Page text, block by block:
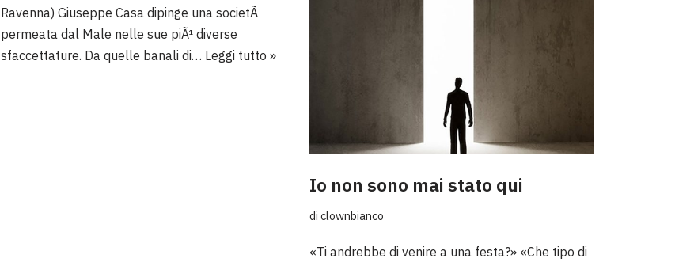
Ravenna) Giuseppe Casa dipinge una societÃ
permeata dal Male nelle sue piÃ¹ diverse
sfaccettature. Da quelle banali di… Leggi tutto »
Io non sono mai stato qui
di clownbianco
«Ti andrebbe di venire a una festa?» «Che tipo di